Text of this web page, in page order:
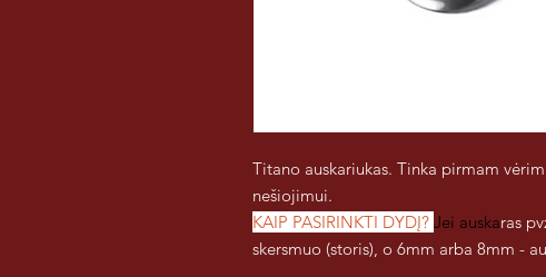
Titano auskariukas. Tinka pirmam
nešiojimui.
KAIP PASIRINKTI DYDĮ? Jei auskaras
skersmuo (storis), o 6mm arba 8mm -